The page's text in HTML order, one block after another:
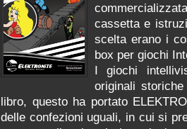
cassetta e
scelta erano i
box per giochi
I giochi
originali
libro, questo ha portato
delle confezioni uguali, in cui si